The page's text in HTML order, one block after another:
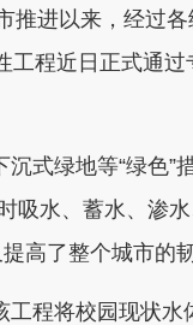
推进以来，经过
程近日正式通过
式绿地等“绿色”
吸水、蓄水、渗
高了整个城市的韧
工程将校园现状水